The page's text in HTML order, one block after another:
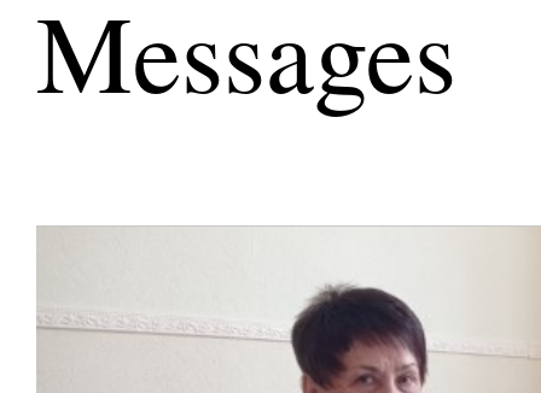
Messages